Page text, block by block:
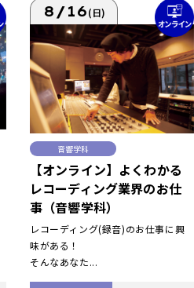
8/16(日)
音響学科
【オンライン】よくわかる
レコーディング業界のお仕
事（音響学科）
レコーディング(録音)のお仕事に興
味がある！
そんなあなた...